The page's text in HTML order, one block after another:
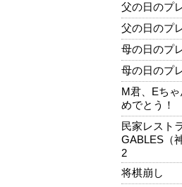
父の日のプ
父の日のプ
母の日のプ
母の日のプ
M君、Eち
めでとう！
民家レスト
GABLES（
2
将棋崩し